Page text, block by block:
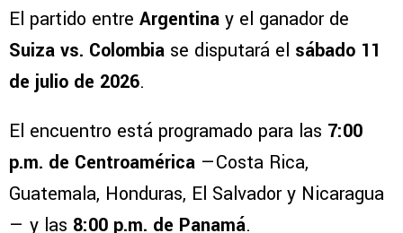
El partido entre Argentina y el ganador de
Suiza vs. Colombia se disputará el sábado 11
de julio de 2026.
El encuentro está programado para las 7:00
p.m. de Centroamérica —Costa Rica,
Guatemala, Honduras, El Salvador y Nicaragua
— y las 8:00 p.m. de Panamá.